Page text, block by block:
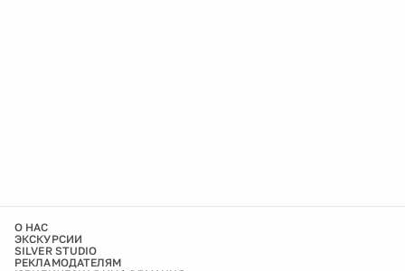
О НАС
ЭКСКУРСИИ
SILVER STUDIO
РЕКЛАМОДАТЕЛЯМ